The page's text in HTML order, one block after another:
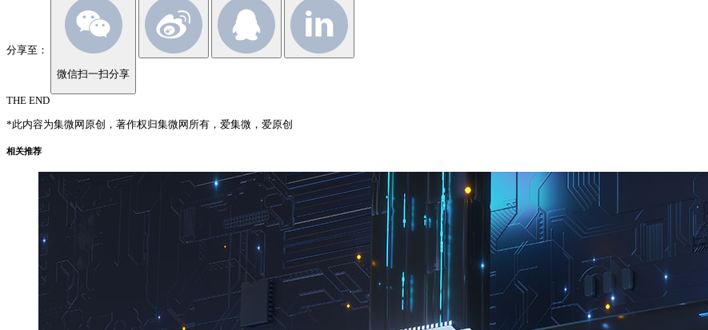
分享至：
微信扫一扫分享
THE END
*此内容为集微网原创，著作权归集微网所有，爱集微，爱原创
相关推荐